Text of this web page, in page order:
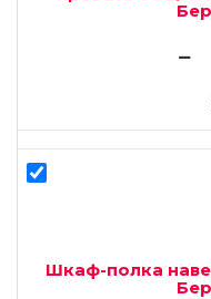
Шкаф-полка